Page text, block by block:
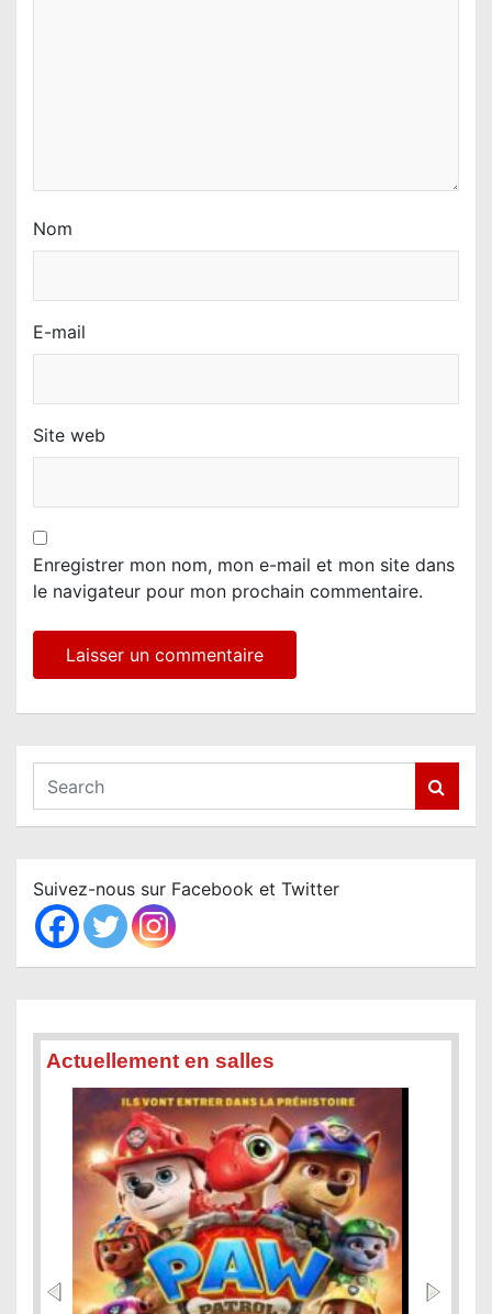
Nom
E-mail
Site web
Enregistrer mon nom, mon e-mail et mon site dans
le navigateur pour mon prochain commentaire.
a
c
h
Suivez-nous sur Facebook et Twitter
Actuellement en salles